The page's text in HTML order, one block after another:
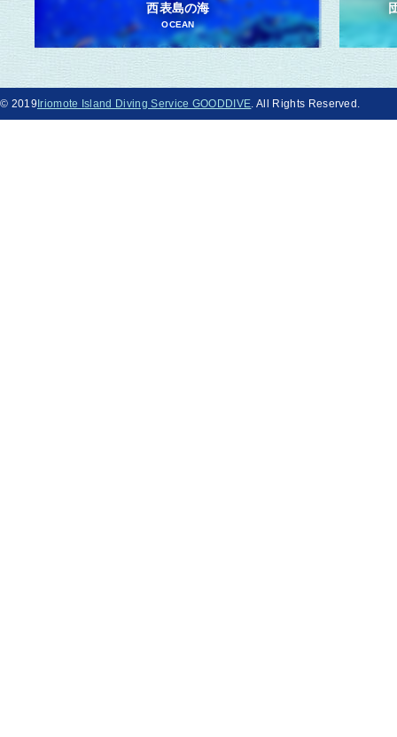
西表島の海
OCEAN
© 2019Iriomote Island Diving Service GOODDIVE . All Rights Reserved.